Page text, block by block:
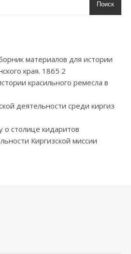
Поиск
материалов для истории
края. 1865 2
красильного ремесла в
деятельности среди киргиз
о столице кидаритов
Киргизской миссии